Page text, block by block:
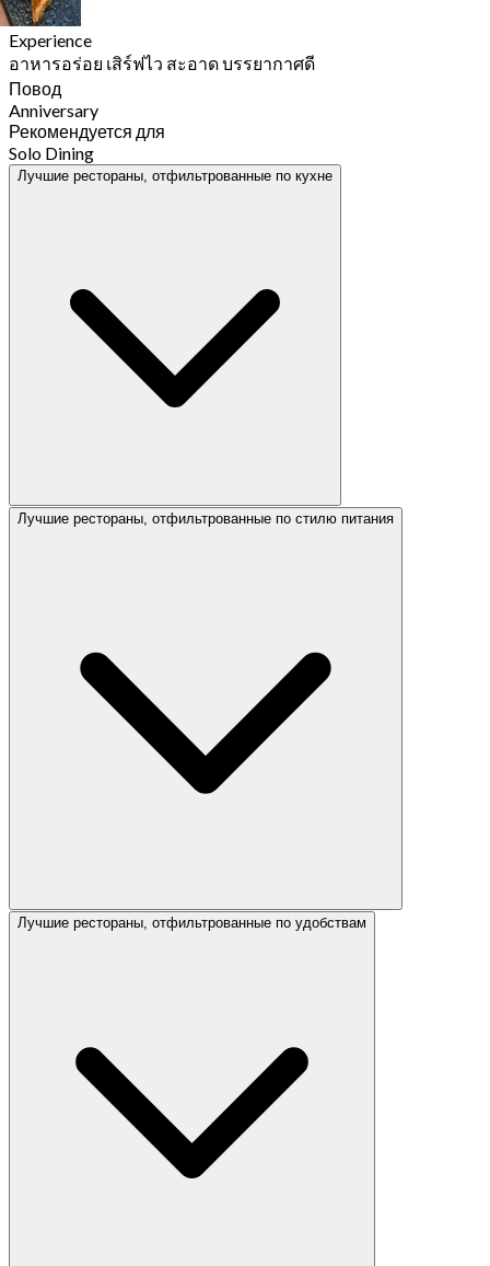
Experience
อาหารอร่อย เสิร์ฟไว สะอาด บรรยากาศดี
Повод
Anniversary
Рекомендуется для
Solo Dining
Лучшие рестораны, отфильтрованные по кухне
Лучшие рестораны, отфильтрованные по стилю питания
Лучшие рестораны, отфильтрованные по удобствам